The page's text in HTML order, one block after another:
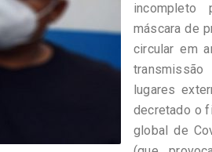
incompleto
máscara de
circular em
lugares
decretado o
global de